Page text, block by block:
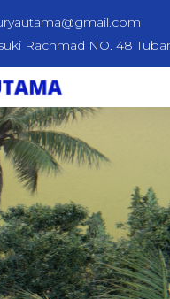
Rachmad NO. 48